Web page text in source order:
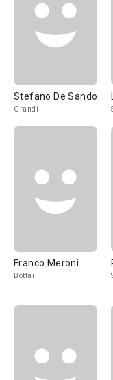
Stefano De Sando
Grandi
Franco Meroni
Bottai